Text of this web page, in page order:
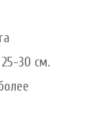
30 см.